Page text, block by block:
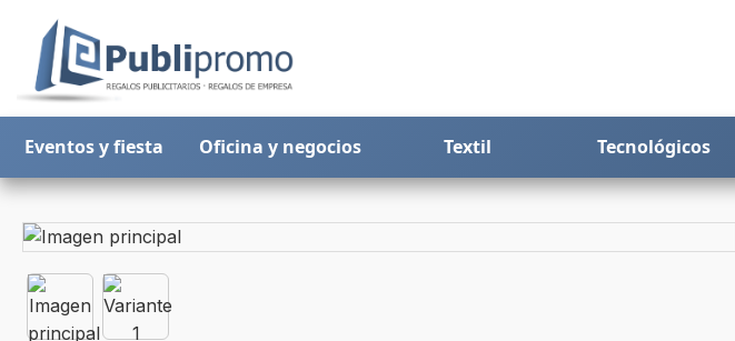
Eventos y fiesta Oficina y negocios Textil Tecnológicos